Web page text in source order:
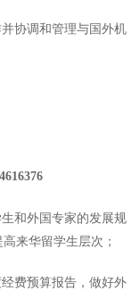
协调和管理与国外机
和外国专家的发展规
来华留学生层次；
费预算报告，做好外